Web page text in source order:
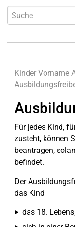
Kinder Vorname
Für jedes Kind,
zusteht, können
beantragen,
befindet.
Der
das Kind
das 18.